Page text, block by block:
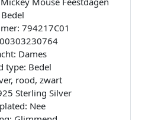
Bedel
794217C01
Dames
type: Bedel
rood, zwart
Sterling Silver
Nee